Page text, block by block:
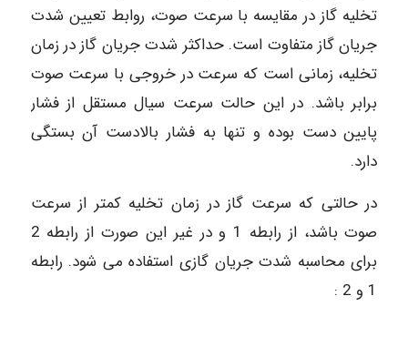
تخلیه گاز در مقایسه با سرعت صوت، روابط تعیین شدت
جریان گاز متفاوت است. حداکثر شدت جریان گاز در زمان
تخلیه، زمانی است که سرعت در خروجی با سرعت صوت
برابر باشد. در این حالت سرعت سیال مستقل از فشار
پایین دست بوده و تنها به فشار بالادست آن بستگی
دارد.
در حالتی که سرعت گاز در زمان تخلیه کمتر از سرعت
صوت باشد، از رابطه 1 و در غیر این صورت از رابطه 2
برای محاسبه شدت جریان گازی استفاده می شود. رابطه
1 و 2 :